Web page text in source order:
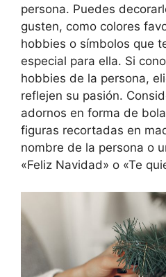
persona. Puedes
gusten, como colores
hobbies o símbolos que
especial para ella. Si
hobbies de la persona,
reflejen su pasión.
adornos en forma de
figuras recortadas en
nombre de la persona o
«Feliz Navidad» o «Te